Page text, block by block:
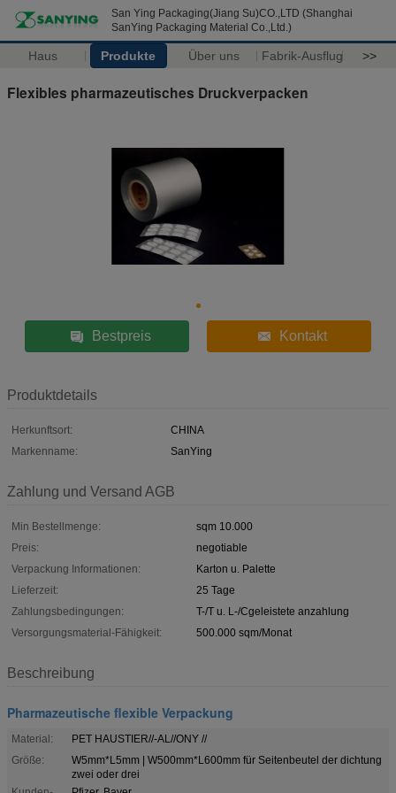
San Ying Packaging(Jiang Su)CO.,LTD (Shanghai
SanYing Packaging Material Co.,Ltd.)
Haus Produkte Über uns Fabrik-Ausflug >>
Flexibles pharmazeutisches Druckverpacken
Bestpreis Kontakt
Produktdetails
Herkunftsort:
CHINA
Markenname:
SanYing
Zahlung und Versand AGB
Min Bestellmenge:
sqm 10.000
Preis:
negotiable
Verpackung Informationen:
Karton u. Palette
Lieferzeit:
25 Tage
Zahlungsbedingungen:
T-/T u. L-/Cgeleistete anzahlung
Versorgungsmaterial-Fähigkeit:
500.000 sqm/Monat
Beschreibung
Pharmazeutische flexible Verpackung
Material:
PET HAUSTIER//-AL//ONY //
Größe:
W5mm*L5mm | W500mm*L600mm für Seitenbeutel der dichtung
zwei oder drei